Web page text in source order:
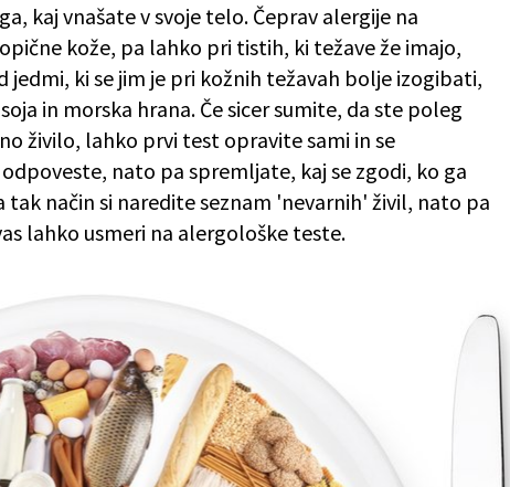
kaj vnašate v svoje telo. Čeprav alergije na
kože, pa lahko pri tistih, ki težave že imajo,
jedmi, ki se jim je pri kožnih težavah bolje izogibati,
in morska hrana. Če sicer sumite, da ste poleg
živilo, lahko prvi test opravite sami in se
nato pa spremljate, kaj se zgodi, ko ga
način si naredite seznam 'nevarnih' živil, nato pa
lahko usmeri na alergološke teste.